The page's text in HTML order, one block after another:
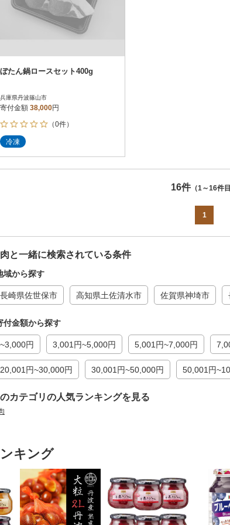
ぼたん鍋ロースセット400g
兵庫県丹波篠山市
寄付金額 38,000円
（0件）
冷凍
16件（1～16件目
1
と一緒に検索されている条件
域から探す
長崎県佐世保市 高知県土佐清水市 佐賀県神埼市
付金額から探す
~3,000円 3,001円~5,000円 5,001円~7,000円
20,001円~30,000円 30,001円~50,000円 50,001円
カテゴリの人気ランキングを見る
キング